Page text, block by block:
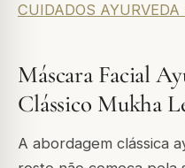
CUIDADOS
Máscara Facial
Clássico Mukha
A abordagem clássica